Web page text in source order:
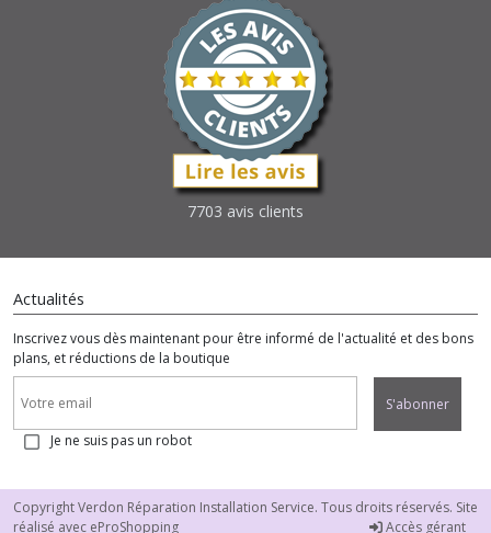
7703 avis clients
Actualités
Inscrivez vous dès maintenant pour être informé de l'actualité et des bons
plans, et réductions de la boutique
S'abonner
Je ne suis pas un robot
Copyright Verdon Réparation Installation Service. Tous droits réservés. Site
réalisé avec eProShopping Accès gérant